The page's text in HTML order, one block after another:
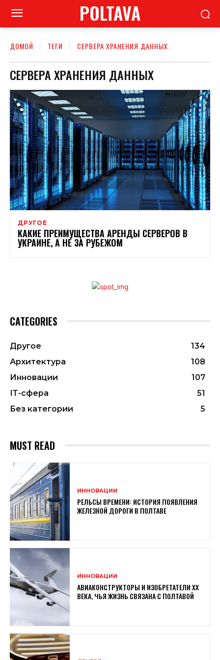
POLTAVA
ДОМОЙ ТЕГИ СЕРВЕРА ХРАНЕНИЯ ДАННЫХ
СЕРВЕРА ХРАНЕНИЯ ДАННЫХ
ДРУГОЕ
КАКИЕ ПРЕИМУЩЕСТВА АРЕНДЫ СЕРВЕРОВ В
УКРАИНЕ, А НЕ ЗА РУБЕЖОМ
CATEGORIES
Другое
134
Архитектура
108
Инновации
107
ІТ-сфера
51
Без категории
5
MUST READ
ИННОВАЦИИ
РЕЛЬСЫ ВРЕМЕНИ: ИСТОРИЯ ПОЯВЛЕНИЯ
ЖЕЛЕЗНОЙ ДОРОГИ В ПОЛТАВЕ
ИННОВАЦИИ
АВИАКОНСТРУКТОРЫ И ИЗОБРЕТАТЕЛИ XX
ВЕКА, ЧЬЯ ЖИЗНЬ СВЯЗАНА С ПОЛТАВОЙ